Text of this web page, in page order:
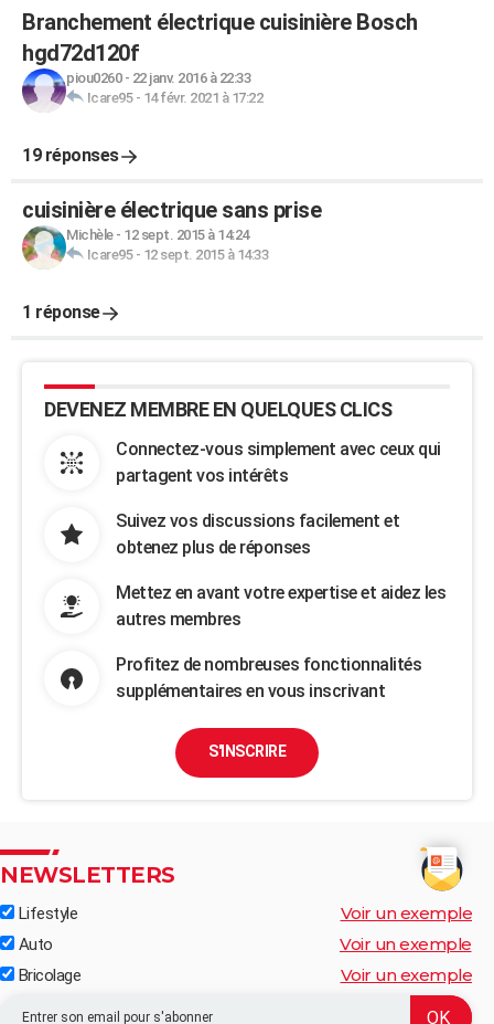
Branchement électrique cuisinière Bosch
hgd72d120f
piou0260- 22 janv. 2016 à 22:33
Icare95- 14 févr. 2021 à 17:22
19 réponses
cuisinière électrique sans prise
Michèle- 12 sept. 2015 à 14:24
Icare95- 12 sept. 2015 à 14:33
1 réponse
DEVENEZ MEMBRE EN QUELQUES CLICS
Connectez-vous simplement avec ceux qui
partagent vos intérêts
Suivez vos discussions facilement et
obtenez plus de réponses
Mettez en avant votre expertise et aidez les
autres membres
Profitez de nombreuses fonctionnalités
supplémentaires en vous inscrivant
S'INSCRIRE
NEWSLETTERS
Lifestyle Voir un exemple
Auto Voir un exemple
Bricolage Voir un exemple